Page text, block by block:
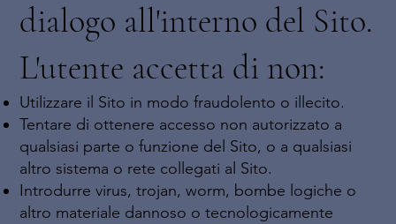
dialogo all'interno del Sito.
L'utente accetta di non:
Utilizzare il Sito in modo fraudolento o illecito.
Tentare di ottenere accesso non autorizzato a
qualsiasi parte o funzione del Sito, o a qualsiasi
altro sistema o rete collegati al Sito.
Introdurre virus, trojan, worm, bombe logiche o
altro materiale dannoso o tecnologicamente